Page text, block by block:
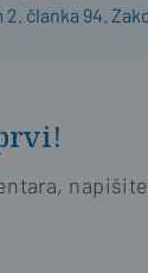
članka 94.